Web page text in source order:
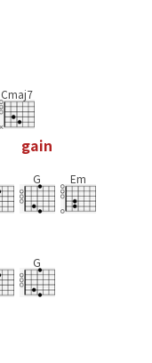
Cmaj7
gain
G Em
G